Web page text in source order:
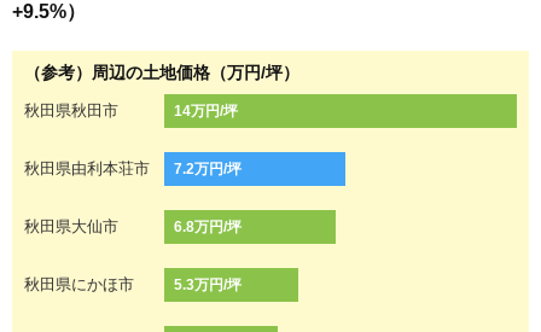
+9.5%）
（参考）周辺の土地価格（万円/坪）
秋田県秋田市 14万円/坪
秋田県由利本荘市 7.2万円/坪
秋田県大仙市 6.8万円/坪
秋田県にかほ市 5.3万円/坪